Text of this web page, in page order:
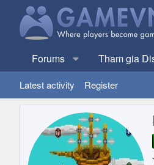
Forums Tham gia
Latest activity Register